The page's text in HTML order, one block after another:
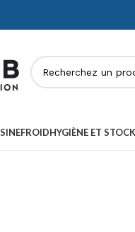
FROIDHYGIÈNE ET